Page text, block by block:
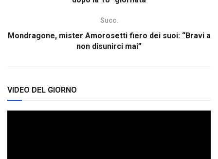
Succ.
Mondragone, mister Amorosetti fiero dei suoi: “Bravi a
non disunirci mai”
VIDEO DEL GIORNO